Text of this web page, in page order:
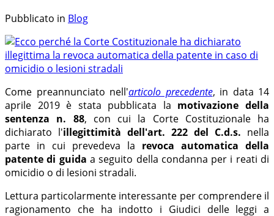
Pubblicato in Blog
Come preannunciato nell'articolo precedente, in data 14
aprile 2019 è stata pubblicata la motivazione della
sentenza n. 88, con cui la Corte Costituzionale ha
dichiarato l'illegittimità dell'art. 222 del C.d.s. nella
parte in cui prevedeva la revoca automatica della
patente di guida a seguito della condanna per i reati di
omicidio o di lesioni stradali.
Lettura particolarmente interessante per comprendere il
ragionamento che ha indotto i Giudici delle leggi a